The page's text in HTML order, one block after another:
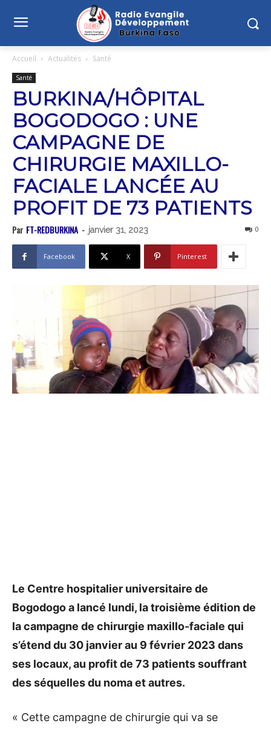
Accueil Actualités Santé
Santé
BURKINA/HÔPITAL
BOGODOGO : UNE
CAMPAGNE DE
CHIRURGIE MAXILLO-
FACIALE LANCÉE AU
PROFIT DE 73 PATIENTS
Par FT-REDBURKINA - janvier 31, 2023 0
Facebook X Pinterest
Le Centre hospitalier universitaire de
Bogodogo a lancé lundi, la troisième édition de
la campagne de chirurgie maxillo-faciale qui
s’étend du 30 janvier au 9 février 2023 dans
ses locaux, au profit de 73 patients souffrant
des séquelles du noma et autres.
« Cette campagne de chirurgie qui va se